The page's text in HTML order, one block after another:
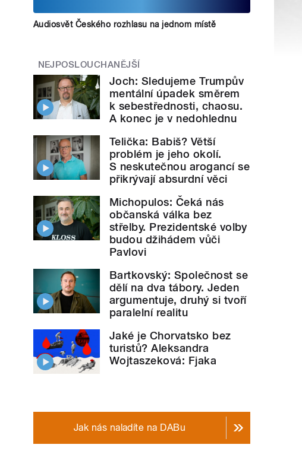
Audiosvět Českého rozhlasu na jednom místě
NEJPOSLOUCHANĚJŠÍ
Joch: Sledujeme Trumpův
mentální úpadek směrem
k sebestřednosti, chaosu.
A konec je v nedohlednu
Telička: Babiš? Větší
problém je jeho okolí.
S neskutečnou arogancí se
přikrývají absurdní věci
Michopulos: Čeká nás
občanská válka bez
střelby. Prezidentské volby
budou džihádem vůči
Pavlovi
Bartkovský: Společnost se
dělí na dva tábory. Jeden
argumentuje, druhý si tvoří
paralelní realitu
Jaké je Chorvatsko bez
turistů? Aleksandra
Wojtaszeková: Fjaka
Jak nás naladíte na DABu